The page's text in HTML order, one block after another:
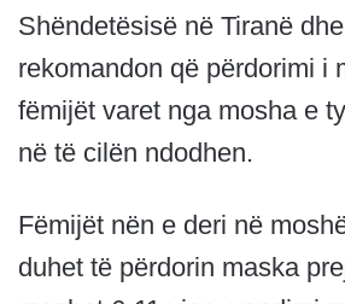
Shëndetësisë në Tiranë
rekomandon që përdorimi i
fëmijët varet nga mosha e
në të cilën ndodhen.
Fëmijët nën e deri në
duhet të përdorin maska